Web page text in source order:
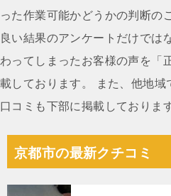
ョ
ン
った作業可能かどうかの判断の
良い結果のアンケートだけでは
わってしまったお客様の声を「
載しております。 また、他地
口コミも下部に掲載しておりま
京都市の最新クチコミ